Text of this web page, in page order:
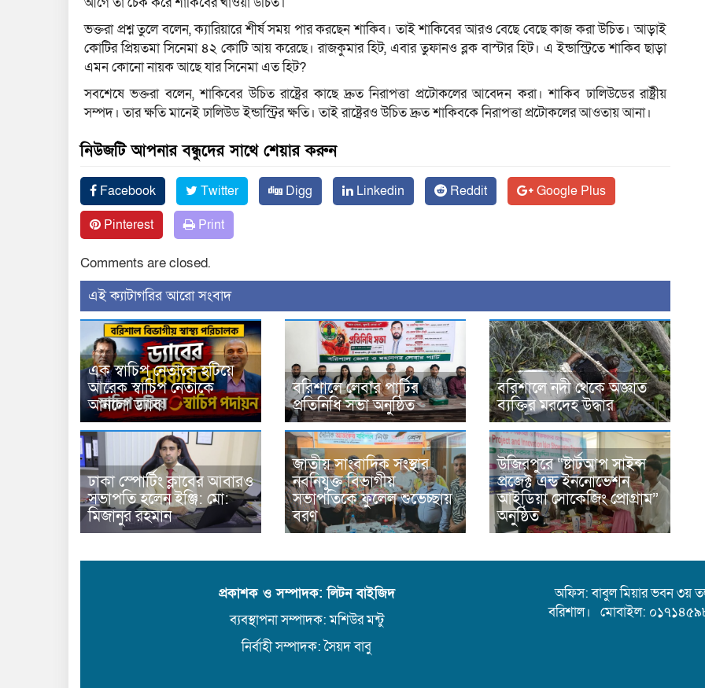
ভক্তরা প্রশ্ন তুলে বলেন, ক্যারিয়ারে শীর্ষ সময় পার করছেন শাকিব। তাই শাকিবের আরও বেছে বেছে কাজ করা উচিত। আড়াই
কোটির প্রিয়তমা সিনেমা ৪২ কোটি আয় করেছে। রাজকুমার হিট, এবার তুফানও ব্লক বাস্টার হিট। এ ইন্ডাস্ট্রিতে শাকিব ছাড়া
এমন কোনো নায়ক আছে যার সিনেমা এত হিট?
সবশেষে ভক্তরা বলেন, শাকিবের উচিত রাষ্ট্রের কাছে দ্রুত নিরাপত্তা প্রটোকলের আবেদন করা। শাকিব ঢালিউডের রাষ্ট্রীয়
সম্পদ। তার ক্ষতি মানেই ঢালিউড ইন্ডাস্ট্রির ক্ষতি। তাই রাষ্ট্রেরও উচিত দ্রুত শাকিবকে নিরাপত্তা প্রটোকলের আওতায় আনা।
নিউজটি আপনার বন্ধুদের সাথে শেয়ার করুন
Facebook Twitter Digg Linkedin Reddit
Google Plus
Pinterest
Print
Comments are closed.
‍এই ক্যাটাগরির ‍আরো সংবাদ
এক স্বাচিপ নেতাকে হটিয়ে
আরেক স্বাচিপ নেতাকে
আনলো ড্যাব!
বরিশালে লেবার পার্টির
প্রতিনিধি সভা অনুষ্ঠিত
বরিশালে নদী থেকে অজ্ঞাত
ব্যক্তির মরদেহ উদ্ধার
ঢাকা স্পোর্টিং ক্লাবের আবারও
সভাপতি হলেন ইঞ্জি: মো:
মিজানুর রহমান
জাতীয় সাংবাদিক সংস্থার
নবনিযুক্ত বিভাগীয়
সভাপতিকে ফুলেল শুভেচ্ছায়
বরণ
উজিরপুরে “ষ্টার্টআপ সাইন্স
প্রজেক্ট এন্ড ইননোভেশন
আইডিয়া সোকেজিং প্রোগ্রাম”
অনুষ্ঠিত
প্রকাশক ও সম্পাদক: লিটন বাইজিদ
ব্যবস্থাপনা সম্পাদক: মশিউর মন্টু
নির্বাহী সম্পাদক: সৈয়দ বাবু
অফিস: বাবুল মিয়ার ভবন ৩য়
বরিশাল। মোবাইল: